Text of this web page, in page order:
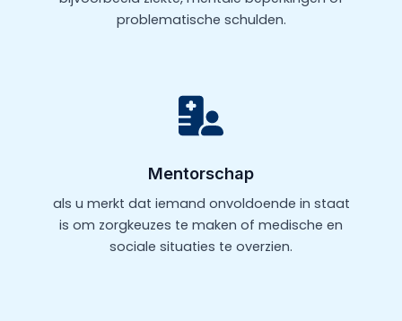
problematische schulden.
Mentorschap
als u merkt dat iemand onvoldoende in staat
is om zorgkeuzes te maken of medische en
sociale situaties te overzien.